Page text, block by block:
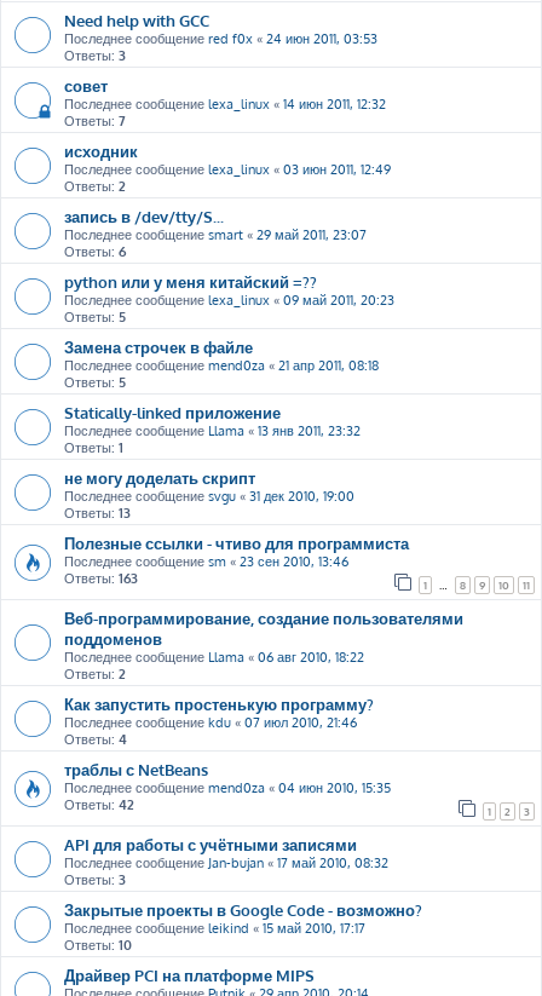
Need help with GCC
Последнее сообщение red f0x « 24 июн 2011, 03:53
Ответы: 3
совет
Последнее сообщение lexa_linux « 14 июн 2011, 12:32
Ответы: 7
исходник
Последнее сообщение lexa_linux « 03 июн 2011, 12:49
Ответы: 2
запись в /dev/tty/S...
Последнее сообщение smart « 29 май 2011, 23:07
Ответы: 6
python или у меня китайский =??
Последнее сообщение lexa_linux « 09 май 2011, 20:23
Ответы: 5
Замена строчек в файле
Последнее сообщение mend0za « 21 апр 2011, 08:18
Ответы: 5
Statically-linked приложение
Последнее сообщение Llama « 13 янв 2011, 23:32
Ответы: 1
не могу доделать скрипт
Последнее сообщение svgu « 31 дек 2010, 19:00
Ответы: 13
Полезные ссылки - чтиво для программиста
Последнее сообщение sm « 23 сен 2010, 13:46
Ответы: 163 1 8 9 10 11
Веб-программирование, создание пользователями
поддоменов
Последнее сообщение Llama « 06 авг 2010, 18:22
Ответы: 2
Как запустить простенькую программу?
Последнее сообщение kdu « 07 июл 2010, 21:46
Ответы: 4
траблы с NetBeans
Последнее сообщение mend0za « 04 июн 2010, 15:35
Ответы: 42 1 2 3
API для работы с учётными записями
Последнее сообщение Jan-bujan « 17 май 2010, 08:32
Ответы: 3
Закрытые проекты в Google Code - возможно?
Последнее сообщение leikind « 15 май 2010, 17:17
Ответы: 10
Драйвер PCI на платформе MIPS